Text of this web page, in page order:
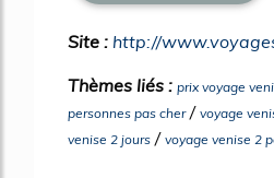
Site : http://
Thèmes liés : prix voyage
personnes pas cher/ voyage
venise 2 jours / voyage venise 2